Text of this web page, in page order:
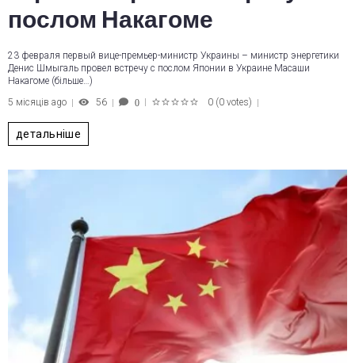
послом Накагоме
23 февраля первый вице-премьер-министр Украины – министр энергетики
Денис Шмыгаль провел встречу с послом Японии в Украине Масаши
Накагоме (більше…)
5 місяців ago
56 0 0 (0 votes)
детальніше